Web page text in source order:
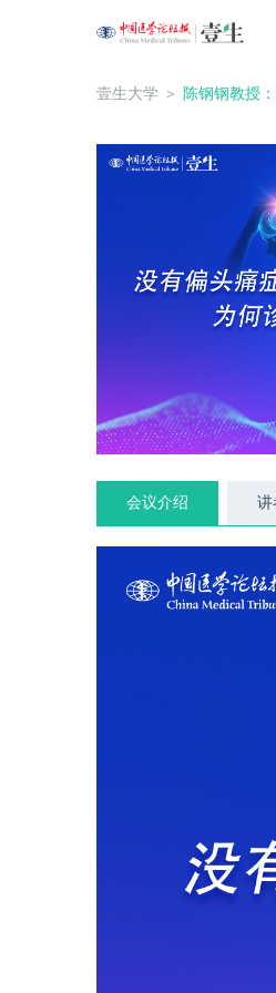
壹生大学 ＞ 陈钢钢教授
会议介绍 讲